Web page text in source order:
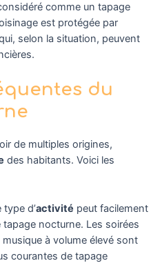
comme un tapage
est protégée par
selon la situation, peuvent
du
de multiples origines,
des habitants. Voici les
d’activité peut facilement
nocturne. Les soirées
à volume élevé sont
courantes de tapage